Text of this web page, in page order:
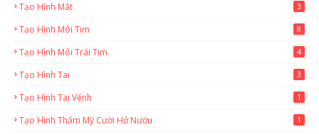
Tạo Hình Mắt 3
Tạo Hình Môi Tim 8
Tạo Hình Môi Trái Tim 4
Tạo Hình Tai 3
Tạo Hình Tai Vểnh 1
Tạo Hình Thẩm Mỹ Cười Hở Nướu 1